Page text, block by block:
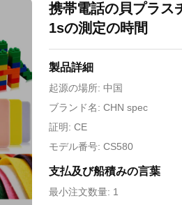
携帯電話の貝プラス
1sの測定の時間
製品詳細
起源の場所: 中国
ブランド名: CHN spec
証明: CE
モデル番号: CS580
支払及び船積みの言葉
最小注文数量: 1